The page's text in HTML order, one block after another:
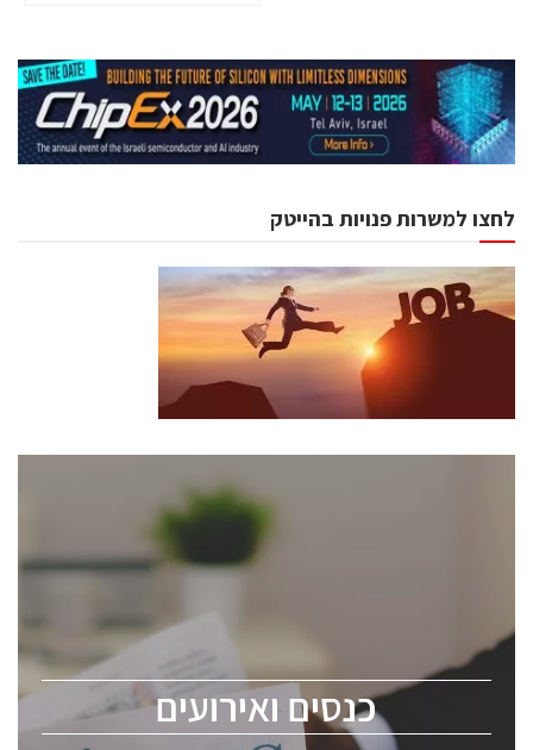
לחצו למשרות פנויות בהייטק
כנסים ואירועים
כנסים ואירועים
לכל העוסקים בתעשיית הסמיקונדקטור כולל מהנדסים,
ChipEx2026 will be held on May 12-13, 2026. The